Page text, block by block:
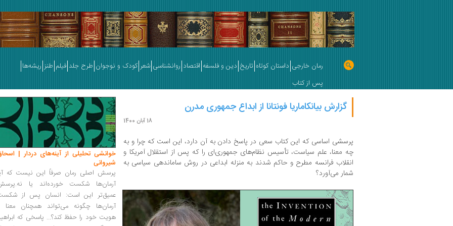
رمان خارجی داستان کوتاه تاریخ دین و فلسفه اقتصاد روانشناسی شعر کودک و نوجوان طرح جلد فیلم طنز ریشه‌ها
پس از کتاب
گزارش بیانکاماریا فونتانا از ابداع جمهوری مدرن
18 آبان 1400
پرسشی اساسی که این کتاب سعی در پاسخ دادن به آن دارد، این است که چرا و به
چه معنا، علم سیاست، تأسیس نظام‌های جمهوری‌ای را که پس از استقلال آمریکا و
انقلاب فرانسه مطرح و حاكم شدند به منزله ابداعی در روش ساماندهی سیاسی به
شمار می‌آورد؟
خوانشی تحلیلی از آینه‌های دردار |
شیروانی
پرسش اصلی رمان صرفاً این نیست که
آرمان‌ها شکست خورده‌اند یا
عمیق‌تر این است: انسان پس از
آرمان‌ها چگونه می‌تواند همچنان معنا
هویت خود را حفظ کند؟... پاسخی که